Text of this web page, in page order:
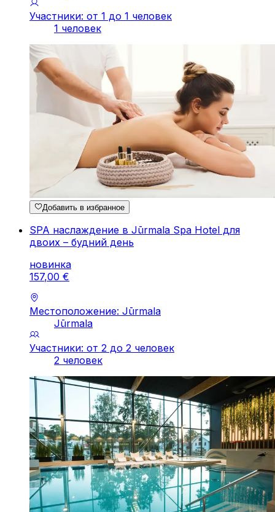
Участники: от 1 до 1 человек
1 человек
Добавить в избранное
SPA наслаждение в Jūrmala Spa Hotel для
двоих – будний день
новинка
157,00 €
Местоположение: Jūrmala
Jūrmala
Участники: от 2 до 2 человек
2 человек